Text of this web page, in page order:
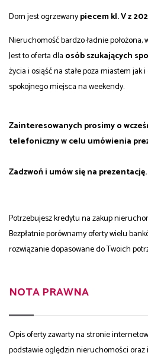
Dom jest ogrzewanypiecem kl. V z
Nieruchomość bardzo ładnie położona,
Jest to oferta dla osób szukających
życia i osiąść na stałe poza miastem jak
spokojnego miejsca na weekendy.
Zainteresowanych prosimy o
telefoniczny w celu umówienia
Zadzwoń i umów się na prezentację.
Potrzebujesz kredytu na zakup
Bezpłatnie porównamy oferty wielu
rozwiązanie dopasowane do Twoich
NOTA PRAWNA
Opis oferty zawarty na stronie
podstawie oględzin nieruchomości